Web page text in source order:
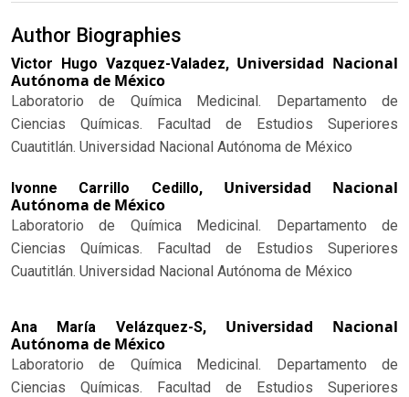
Author Biographies
Victor Hugo Vazquez-Valadez, Universidad Nacional
Autónoma de México
Laboratorio de Química Medicinal. Departamento de
Ciencias Químicas. Facultad de Estudios Superiores
Cuautitlán. Universidad Nacional Autónoma de México
Ivonne Carrillo Cedillo, Universidad Nacional
Autónoma de México
Laboratorio de Química Medicinal. Departamento de
Ciencias Químicas. Facultad de Estudios Superiores
Cuautitlán. Universidad Nacional Autónoma de México
Ana María Velázquez-S, Universidad Nacional
Autónoma de México
Laboratorio de Química Medicinal. Departamento de
Ciencias Químicas. Facultad de Estudios Superiores